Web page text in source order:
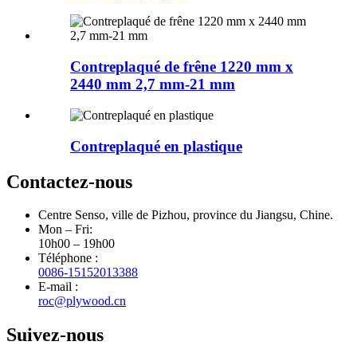
Contreplaqué de frêne 1220 mm x
2440 mm 2,7 mm-21 mm
Contreplaqué en plastique
Contactez-nous
Centre Senso, ville de Pizhou, province du Jiangsu, Chine.
Mon – Fri:
10h00 – 19h00
Téléphone :
0086-15152013388
E-mail :
roc@plywood.cn
Suivez-nous